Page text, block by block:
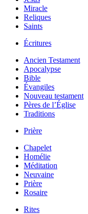
Miracle
Reliques
Saints
Écritures
Ancien Testament
Apocalypse
Bible
Évangiles
Nouveau testament
Pères de l’Église
Traditions
Prière
Chapelet
Homélie
Méditation
Neuvaine
Prière
Rosaire
Rites